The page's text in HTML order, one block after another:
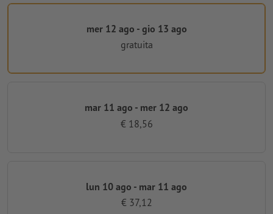
mer 12 ago - gio 13 ago
gratuita
mar 11 ago - mer 12 ago
€ 18,56
lun 10 ago - mar 11 ago
€ 37,12